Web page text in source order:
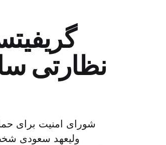
نظارتی
شورای امنیت برای
ولیعهد سعودی